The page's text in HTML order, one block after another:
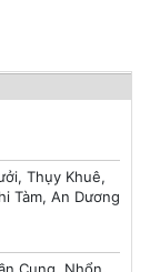
Thụy Khuê,
Tàm, An Dương